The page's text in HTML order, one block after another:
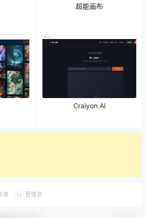
超能画布
Craiyon AI
者 M 管理员